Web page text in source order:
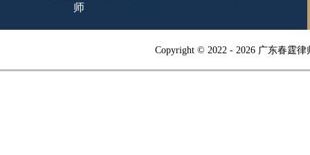
师
Copyright © 2022 - 2026 广东春霆